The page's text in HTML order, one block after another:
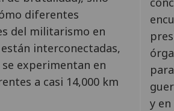
y
diferentes
del militarismo en
interconectadas,
experimentan en
a casi 14,000 km